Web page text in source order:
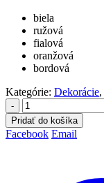
biela
ružová
fialová
oranžová
bordová
Kategórie: Dekorácie,
-
Pridať do košíka
Facebook Email